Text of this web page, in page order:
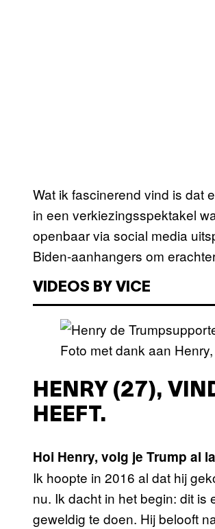
Wat ik fascinerend vind is dat
in een verkiezingsspektakel
openbaar via social media
Biden-aanhangers om
VIDEOS BY VICE
Foto met dank aan
HENRY (27),
HEEFT.
Hoi Henry, volg je Trump al
Ik hoopte in 2016 al dat hij
nu. Ik dacht in het begin: dit is
geweldig te doen. Hij belooft